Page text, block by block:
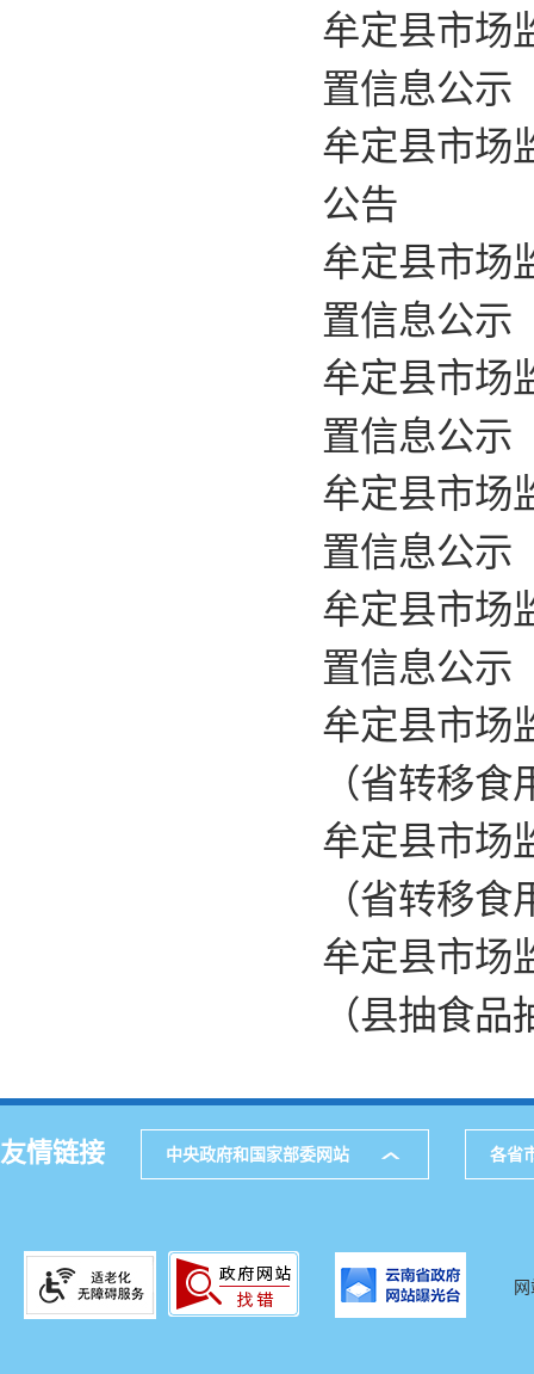
牟定县市场
置信息公示
牟定县市场
公告
牟定县市场
置信息公示
牟定县市场
置信息公示
牟定县市场
置信息公示
牟定县市场
置信息公示
牟定县市场
（省转移
牟定县市场
（省转移
牟定县市场
（县抽食
友情链接 中央政府和国家部委网站 各省